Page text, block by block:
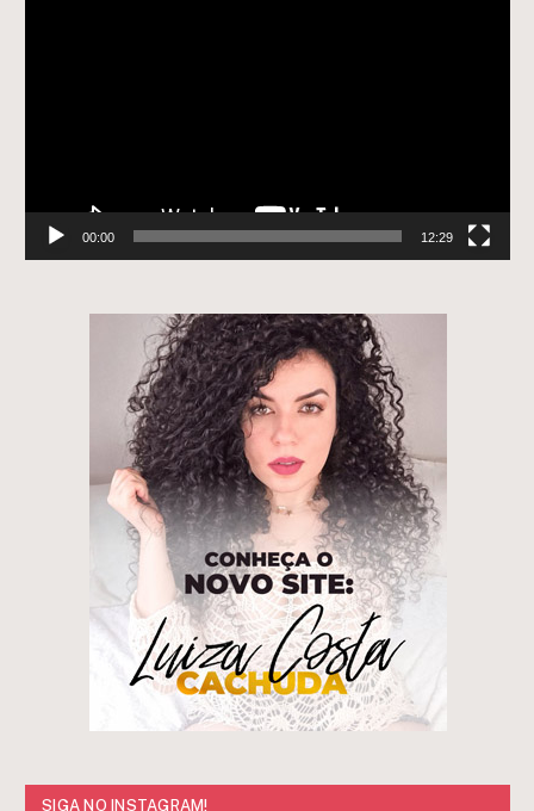
00:00 12:29
SIGA NO INSTAGRAM!